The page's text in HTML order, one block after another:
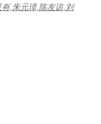
,朱元璋,陈友谅,刘